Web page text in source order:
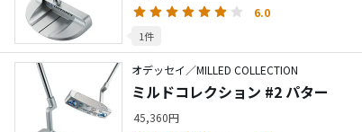
6.0
1件
オデッセイ／MILLED COLLECTION
ミルドコレクション #2 パター
45,360円